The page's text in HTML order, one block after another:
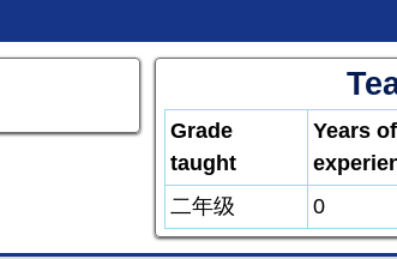
Grade
taught
Years of
二年级
0